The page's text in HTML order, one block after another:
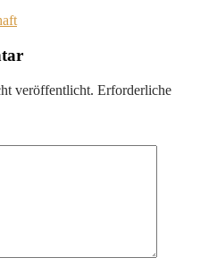
veröffentlicht. Erforderliche